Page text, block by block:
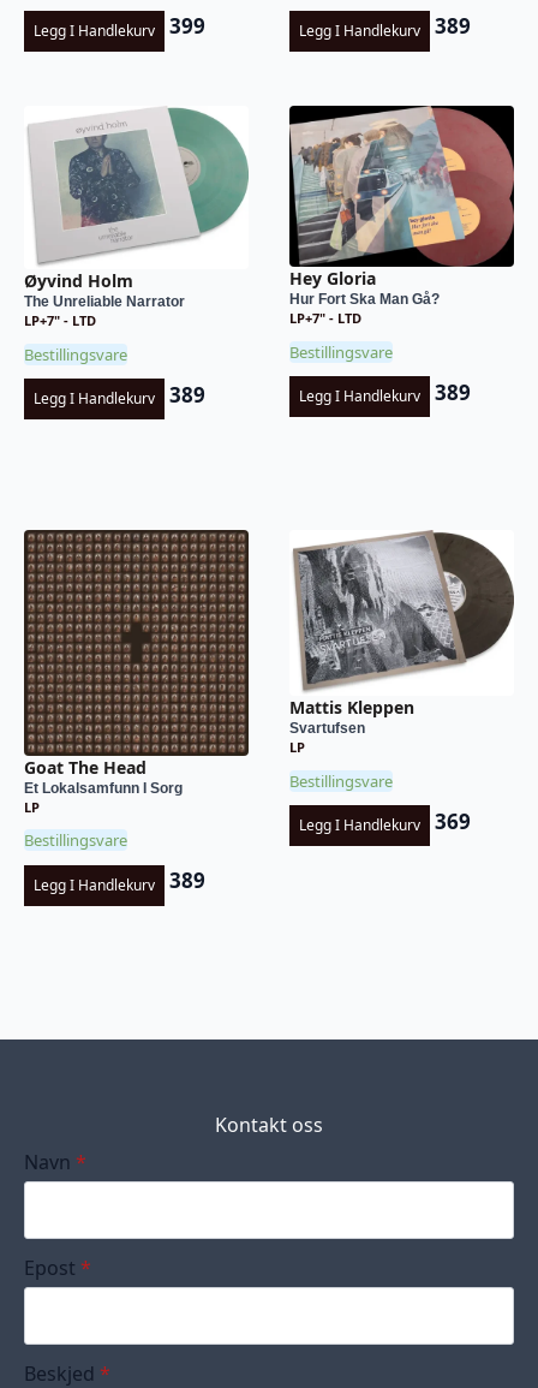
Legg I Handlekurv 399 Legg I Handlekurv 389
Øyvind Holm
The Unreliable Narrator
LP+7" - LTD
Bestillingsvare
Legg I Handlekurv 389
Hey Gloria
Hur Fort Ska Man Gå?
LP+7" - LTD
Bestillingsvare
Legg I Handlekurv 389
Goat The Head
Et Lokalsamfunn I Sorg
LP
Bestillingsvare
Legg I Handlekurv 389
Mattis Kleppen
Svartufsen
LP
Bestillingsvare
Legg I Handlekurv 369
Kontakt oss
Navn *
Epost *
Beskjed *